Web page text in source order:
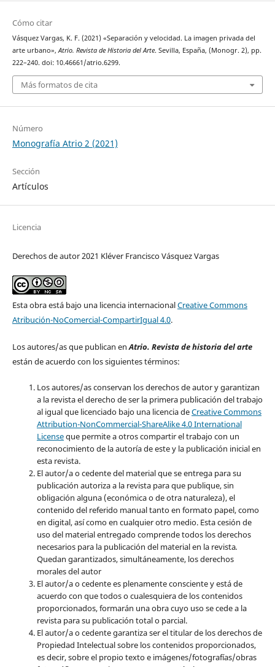
Cómo citar
Vásquez Vargas, K. F. (2021) «Separación y velocidad. La imagen privada del
arte urbano»,Atrio. Revista de Historia del Arte. Sevilla, España, (Monogr. 2), pp.
222–240. doi: 10.46661/atrio.6299.
Más formatos de cita
Número
Monografía Atrio 2 (2021)
Sección
Artículos
Licencia
Derechos de autor 2021 Kléver Francisco Vásquez Vargas
Esta obra está bajo una licencia internacionalCreative Commons
Atribución-NoComercial-CompartirIgual 4.0.
Los autores/as que publican enAtrio. Revista de historia del arte
están de acuerdo con los siguientes términos:
Los autores/as conservan los derechos de autor y garantizan
a la revista el derecho de ser la primera publicación del trabajo
al igual que licenciado bajo una licencia deCreative Commons
Attribution-NonCommercial-ShareAlike 4.0 International
Licenseque permite a otros compartir el trabajo con un
reconocimiento de la autoría de este y la publicación inicial en
esta revista.
El autor/a o cedente del material que se entrega para su
publicación autoriza a la revista para que publique, sin
obligación alguna (económica o de otra naturaleza), el
contenido del referido manual tanto en formato papel, como
en digital, así como en cualquier otro medio. Esta cesión de
uso del material entregado comprende todos los derechos
necesarios para la publicación del material en la revista.
Quedan garantizados, simultáneamente, los derechos
morales del autor
El autor/a o cedente es plenamente consciente y está de
acuerdo con que todos o cualesquiera de los contenidos
proporcionados, formarán una obra cuyo uso se cede a la
revista para su publicación total o parcial.
El autor/a o cedente garantiza ser el titular de los derechos de
Propiedad Intelectual sobre los contenidos proporcionados,
es decir, sobre el propio texto e imágenes/fotografías/obras